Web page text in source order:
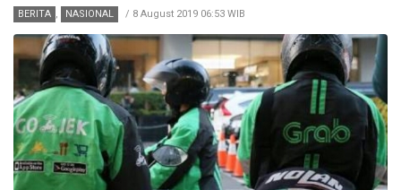
BERITA , NASIONAL / 8 August 2019 06:53 WIB